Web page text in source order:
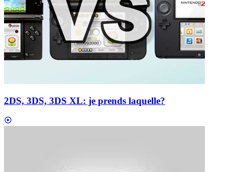
2DS, 3DS, 3DS XL: je prends laquelle?